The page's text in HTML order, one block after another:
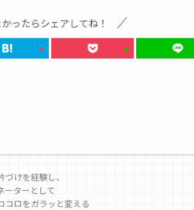
かったらシェアしてね！
けを経験し、
ーターとして
コロをガラッと変える